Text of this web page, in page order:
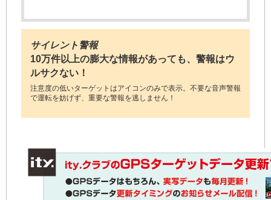
サイレント警報
10万件以上の膨大な情報があっても、警報はウ
ルサクない！
注意度の低いターゲットはアイコンのみで表示。不要な音声警報
で運転を妨げず、重要な警報を逃しません！